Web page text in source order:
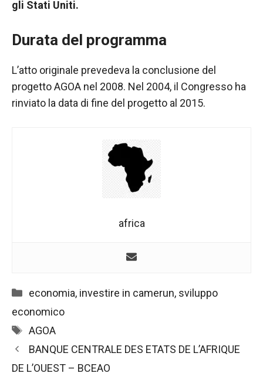
gli Stati Uniti.
Durata del programma
L’atto originale prevedeva la conclusione del
progetto AGOA nel 2008. Nel 2004, il Congresso ha
rinviato la data di fine del progetto al 2015.
africa
Categorie
economia, investire in camerun, sviluppo
economico
Tag
AGOA
Navigazione
articolo
BANQUE CENTRALE DES ETATS DE L’AFRIQUE
DE L’OUEST – BCEAO